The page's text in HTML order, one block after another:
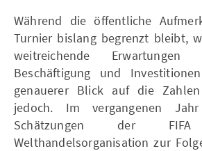
Während die öffentliche
Turnier bislang begrenzt bleibt,
weitreichende Erwartungen
Beschäftigung und
genauerer Blick auf die
jedoch. Im vergangenen Jahr
Schätzungen der
Welthandelsorganisation zur